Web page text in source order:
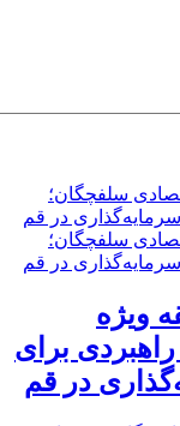
ویژه
برای
در قم